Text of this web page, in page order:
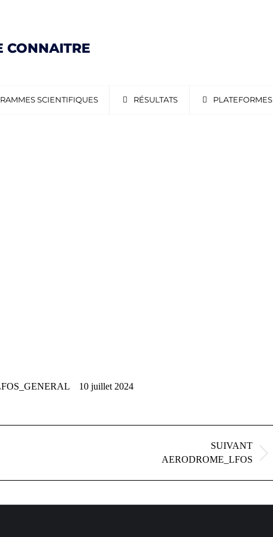
CONNAITRE
SCIENTIFIQUES RÉSULTATS PLATEFORMES
10 juillet 2024
SUIVANT
:
AERODROME_LFOS